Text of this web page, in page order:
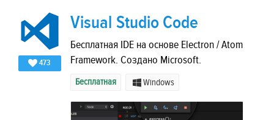
473
Visual Studio Code
Бесплатная IDE на основе Electron / Atom
Framework. Создано Microsoft.
Бесплатная Windows